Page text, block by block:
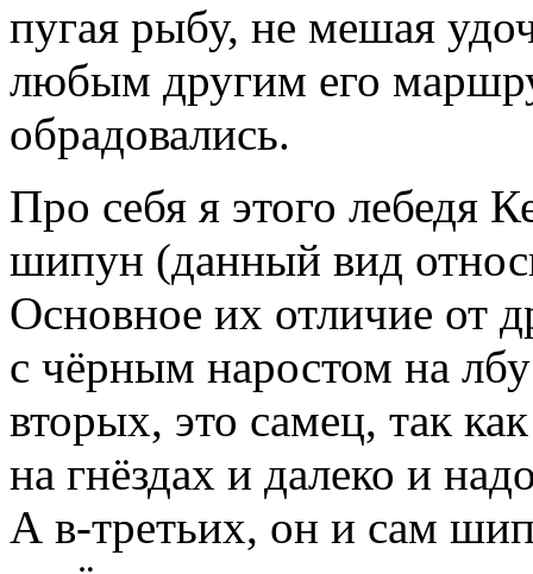
пугая рыбу, не мешая
любым другим его
обрадовались.
Про себя я этого лебедя
шипун (данный вид
Основное их отличие от
с чёрным наростом на
вторых, это самец, так
на гнёздах и далеко и
А в-третьих, он и сам